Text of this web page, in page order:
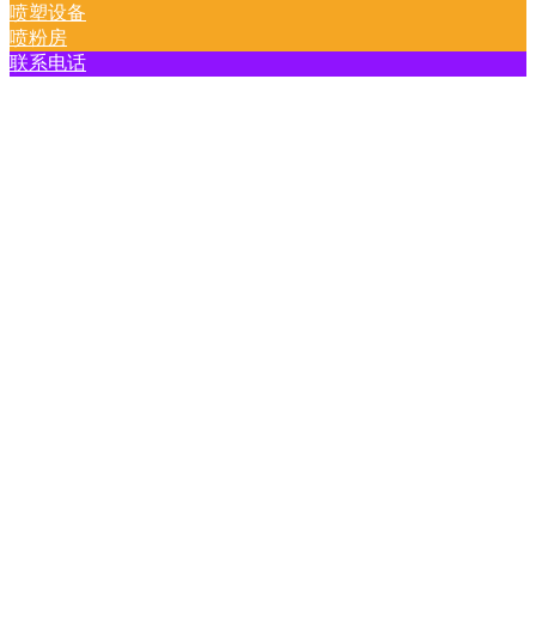
喷塑设备
喷粉房
联系电话